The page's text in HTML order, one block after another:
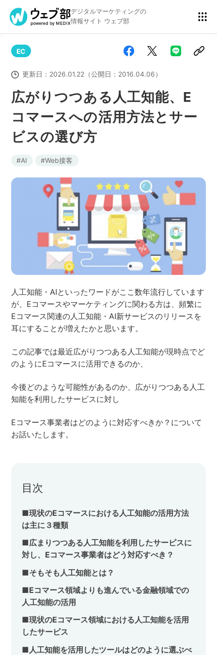
デジタルマーケティングの
情報サイト ウェブ部
リスティング広告 BtoBマーケティング
アクセス解析 ディスプレイ広告
アドテクノロジー
Webサイト構築 EC
ネット市場調査データ フィード広告
SEO ホワイトペーパー
CRM
実績・事例
プライバシーポリシー
広がりつつある人工知能、E
コマースへの活用方法とサー
ビスの選び方
EC
更新日： 2026.01.22（公開日： 2016.04.06）
AI Web接客
人工知能・AIといったワードがここ数年流行しています
が、Eコマースやマーケティングに関わる方は、頻繁に
Eコマース関連の人工知能・AI新サービスのリリースを
耳にすることが増えたかと思います。
この記事では最近広がりつつある人工知能が現時点でど
のようにEコマースに活用できるのか、
今後どのような可能性があるのか、広がりつつある人工
知能を利用したサービスに対し
Eコマース事業者はどのように対応すべきか？について
お話いたします。
目次
■現状のEコマースにおける人工知能の活用方法
は主に３種類
■広まりつつある人工知能を利用したサービスに
対し、Eコマース事業者はどう対応すべき？
■そもそも人工知能とは？
■Eコマース領域よりも進んでいる金融領域での
人工知能の活用
■現状のEコマース領域における人工知能を活用
したサービス
■人工知能を活用したツールはどのように選ぶべ